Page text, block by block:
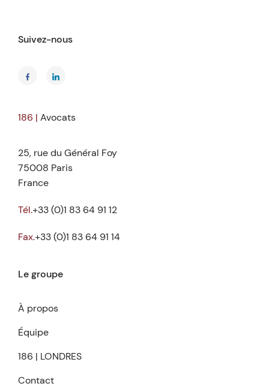
Suivez-nous
186 | Avocats
25, rue du Général Foy
75008 Paris
France
Tél.+33 (0)1 83 64 91 12
Fax.+33 (0)1 83 64 91 14
Le groupe
À propos
Équipe
186 | LONDRES
Contact